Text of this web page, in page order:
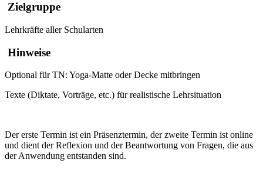
Zielgruppe
Lehrkräfte aller Schularten
Hinweise
Optional für TN: Yoga-Matte oder Decke mitbringen
Texte (Diktate, Vorträge, etc.) für realistische Lehrsituation
Der erste Termin ist ein Präsenztermin, der zweite Termin ist online
und dient der Reflexion und der Beantwortung von Fragen, die aus
der Anwendung entstanden sind.